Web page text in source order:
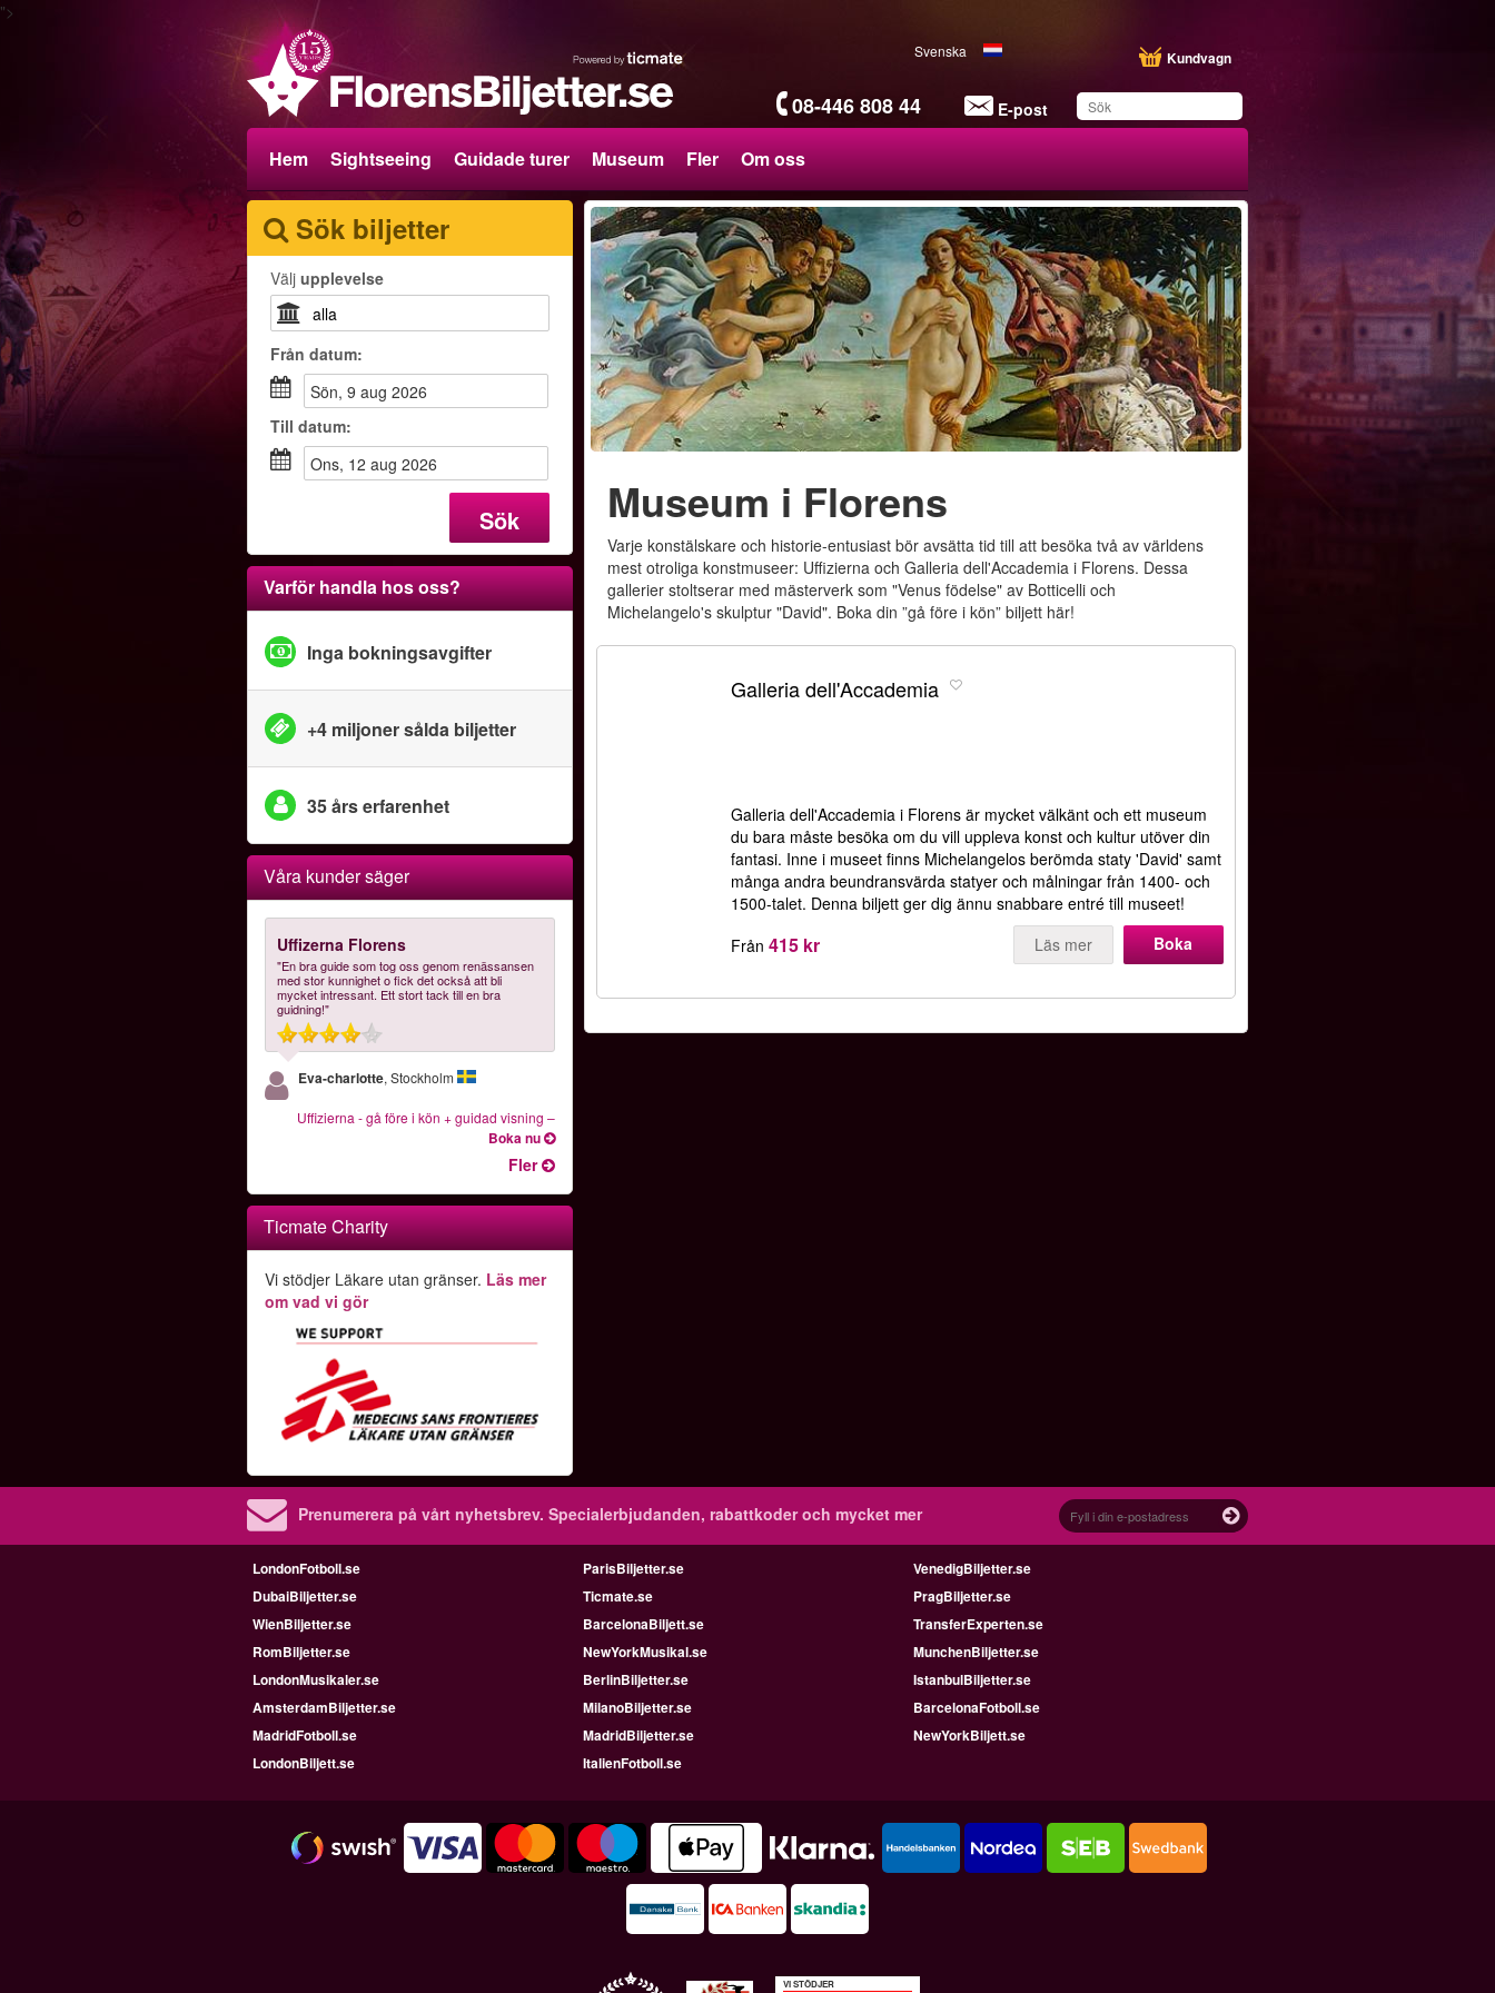
">
08-446 808 44 E-post
Kundvagn
Svenska
Hem Sightseeing Guidade turer Museum Fler Om oss
Du har sparat produkten
i din lista
Sök biljetter
Välj upplevelse
Från datum:
sön, 9 aug 2026
Till datum:
ons, 12 aug 2026
Sök
Varför handla hos oss?
Inga bokningsavgifter
+4 miljoner sålda biljetter
35 års erfarenhet
Våra kunder säger
Uffizerna Florens
"En bra guide som tog oss genom renässansen
med stor kunnighet o fick det också att bli
mycket intressant. Ett stort tack till en bra
guidning!"
Eva-charlotte, Stockholm
Uffizierna - gå före i kön + guidad visning –
Boka nu
Fler
Ticmate Charity
Vi stödjer Läkare utan gränser. Läs mer
om vad vi gör
Museum i Florens
Varje konstälskare och historie-entusiast bör avsätta tid till att besöka två av världens
mest otroliga konstmuseer: Uffizierna och Galleria dell'Accademia i Florens. Dessa
gallerier stoltserar med mästerverk som "Venus födelse" av Botticelli och
Michelangelo's skulptur "David". Boka din ”gå före i kön” biljett här!
Galleria dell'Accademia
Galleria dell'Accademia i Florens är mycket välkänt och ett museum
du bara måste besöka om du vill uppleva konst och kultur utöver din
fantasi. Inne i museet finns Michelangelos berömda staty 'David' samt
många andra beundransvärda statyer och målningar från 1400- och
1500-talet. Denna biljett ger dig ännu snabbare entré till museet!
Från 415 kr Läs mer Boka
Prenumerera på vårt nyhetsbrev. Specialerbjudanden, rabattkoder och mycket mer
LondonFotboll.se ParisBiljetter.se
VenedigBiljetter.se
DubaiBiljetter.se
Ticmate.se
PragBiljetter.se
WienBiljetter.se
BarcelonaBiljett.se
TransferExperten.se
RomBiljetter.se
NewYorkMusikal.se
MunchenBiljetter.se
LondonMusikaler.se
BerlinBiljetter.se
IstanbulBiljetter.se
AmsterdamBiljetter.se
MilanoBiljetter.se
BarcelonaFotboll.se
MadridFotboll.se
MadridBiljetter.se
NewYorkBiljett.se
LondonBiljett.se
ItalienFotboll.se
VI STÖDJER